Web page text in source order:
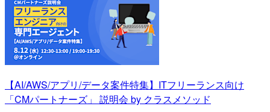
【AI/AWS/アプリ/データ案件特集】ITフリーランス向け
「CMパートナーズ」 説明会 by クラスメソッド